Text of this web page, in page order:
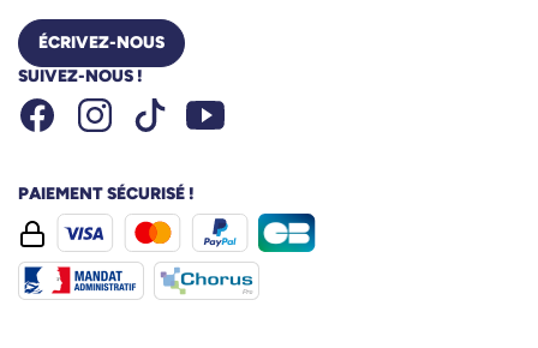
ÉCRIVEZ-NOUS
SUIVEZ-NOUS !
FacebookInstagramTiktok Youtube
PAIEMENT SÉCURISÉ !